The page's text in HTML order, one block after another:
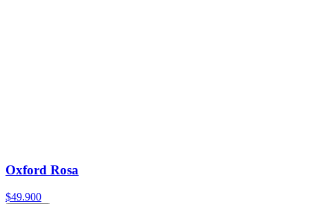
Oxford Rosa
$49.900